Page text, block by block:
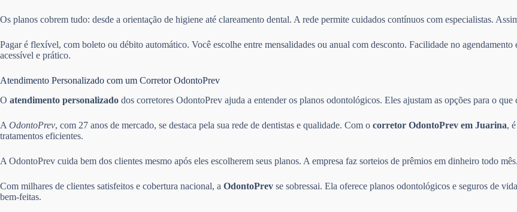
Os planos cobrem tudo: desde a orientação de higiene até clareamento dental. A rede permite cuidados contínuos com especialistas.
Pagar é flexível, com boleto ou débito automático. Você escolhe entre mensalidades ou anual com desconto. Facilidade no
acessível e prático.
Atendimento Personalizado com um Corretor OdontoPrev
O atendimento personalizado dos corretores OdontoPrev ajuda a entender os planos odontológicos. Eles ajustam as opções para o
A OdontoPrev, com 27 anos de mercado, se destaca pela sua rede de dentistas e qualidade. Com o corretor OdontoPrev em Juarina,
tratamentos eficientes.
A OdontoPrev cuida bem dos clientes mesmo após eles escolherem seus planos. A empresa faz sorteios de prêmios em dinheiro todo
Com milhares de clientes satisfeitos e cobertura nacional, a OdontoPrev se sobressai. Ela oferece planos odontológicos e seguros de
bem-feitas.